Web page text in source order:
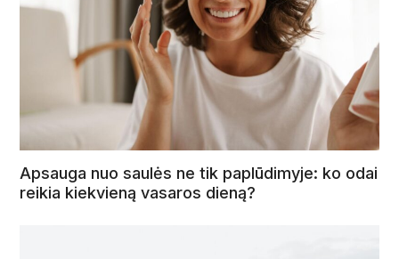
Apsauga nuo saulės ne tik paplūdimyje: ko odai
reikia kiekvieną vasaros dieną?